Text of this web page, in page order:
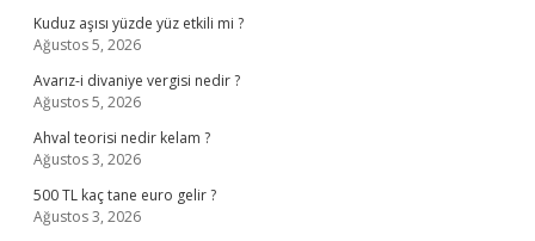
Kuduz aşısı yüzde yüz etkili mi ?
Ağustos 5, 2026
Avarız-i divaniye vergisi nedir ?
Ağustos 5, 2026
Ahval teorisi nedir kelam ?
Ağustos 3, 2026
500 TL kaç tane euro gelir ?
Ağustos 3, 2026